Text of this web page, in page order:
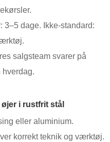
3–5 dage. Ikke-standard:
salgsteam svarer på
hverdag.
i rustfrit stål
eller aluminium.
korrekt teknik og værktøj.